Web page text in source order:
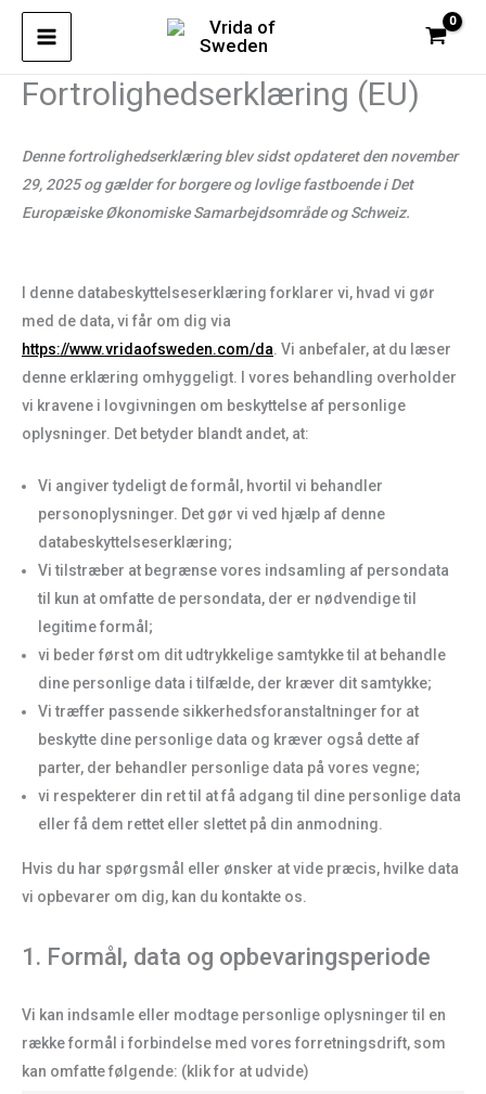
Spring
indholdFortrolighedserklæring (EU)
Denne fortrolighedserklæring blev sidst opdateret den november
29, 2025 og gælder for borgere og lovlige fastboende i Det
Europæiske Økonomiske Samarbejdsområde og Schweiz.
I denne databeskyttelseserklæring forklarer vi, hvad vi gør
med de data, vi får om dig via
https://www.vridaofsweden.com/da. Vi anbefaler, at du læser
denne erklæring omhyggeligt. I vores behandling overholder
vi kravene i lovgivningen om beskyttelse af personlige
oplysninger. Det betyder blandt andet, at:
Vi angiver tydeligt de formål, hvortil vi behandler
personoplysninger. Det gør vi ved hjælp af denne
databeskyttelseserklæring;
Vi tilstræber at begrænse vores indsamling af persondata
til kun at omfatte de persondata, der er nødvendige til
legitime formål;
vi beder først om dit udtrykkelige samtykke til at behandle
dine personlige data i tilfælde, der kræver dit samtykke;
Vi træffer passende sikkerhedsforanstaltninger for at
beskytte dine personlige data og kræver også dette af
parter, der behandler personlige data på vores vegne;
vi respekterer din ret til at få adgang til dine personlige data
eller få dem rettet eller slettet på din anmodning.
Hvis du har spørgsmål eller ønsker at vide præcis, hvilke data
vi opbevarer om dig, kan du kontakte os.
1. Formål, data og opbevaringsperiode
Vi kan indsamle eller modtage personlige oplysninger til en
række formål i forbindelse med vores forretningsdrift, som
kan omfatte følgende: (klik for at udvide)